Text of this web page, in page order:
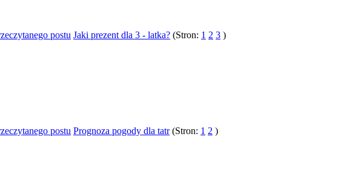
Jaki prezent dla 3 - latka? (Stron: 1 2 3 )
Prognoza pogody dla tatr (Stron: 1 2 )